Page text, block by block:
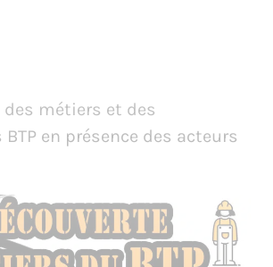
métiers et des
en présence des acteurs